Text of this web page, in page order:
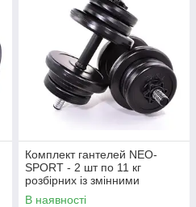
Комплект гантелей NEO-
SPORT - 2 шт по 11 кг
розбірних із змінними
дисками
В наявності